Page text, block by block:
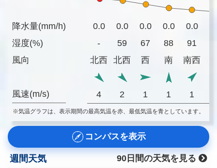
降水量(mm/h)
湿度(%)
風向
風速(m/s)
0.0 0.0 0.0 0.0 0.0
-
59 67 88 91
北西
北西 西 南 南西
4 2 1 1 1
※気温グラフは、表示期間の最高気温を赤、最低気温を青としています。
コンパスを表示
週間天気
90日間の天気を見る